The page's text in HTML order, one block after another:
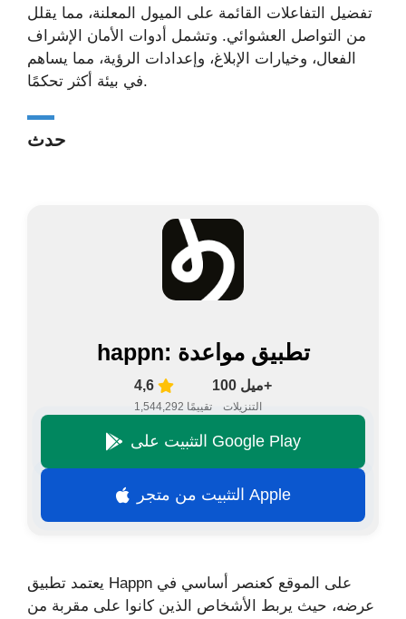
تفضيل التفاعلات القائمة على الميول المعلنة، مما يقلل
من التواصل العشوائي. وتشمل أدوات الأمان الإشراف
الفعال، وخيارات الإبلاغ، وإعدادات الرؤية، مما يساهم
في بيئة أكثر تحكمًا.
حدث
happn: تطبيق مواعدة
4,6
1,544,292 تقييمًا
100 ميل+
التنزيلات
التثبيت على Google Play
التثبيت من متجر Apple
يعتمد تطبيق Happn على الموقع كعنصر أساسي في
عرضه، حيث يربط الأشخاص الذين كانوا على مقربة من